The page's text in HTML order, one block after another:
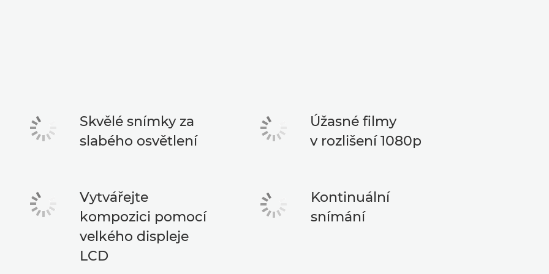
Skvělé snímky za
slabého osvětlení
Úžasné filmy
v rozlišení 1080p
Vytvářejte
kompozici pomocí
velkého displeje
LCD
Kontinuální
snímání